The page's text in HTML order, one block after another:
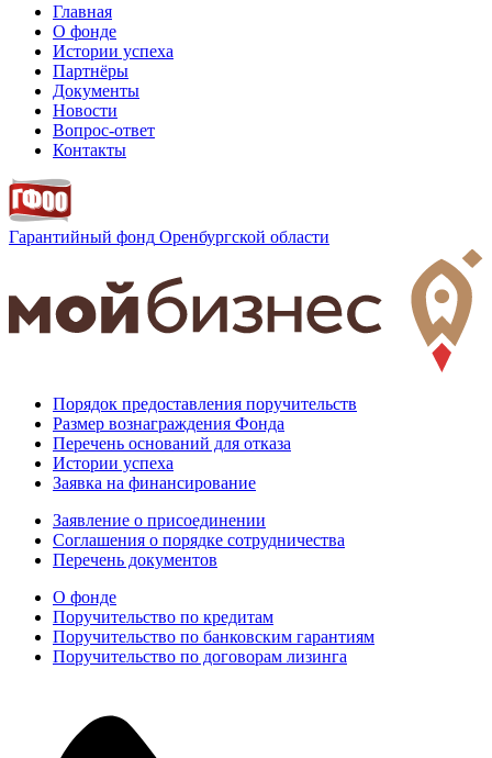
Главная
О фонде
Истории успеха
Партнёры
Документы
Новости
Вопрос-ответ
Контакты
Гарантийный фонд Оренбургской области
Порядок предоставления поручительств
Размер вознаграждения Фонда
Перечень оснований для отказа
Истории успеха
Заявка на финансирование
Заявление о присоединении
Соглашения о порядке сотрудничества
Перечень документов
О фонде
Поручительство по кредитам
Поручительство по банковским гарантиям
Поручительство по договорам лизинга